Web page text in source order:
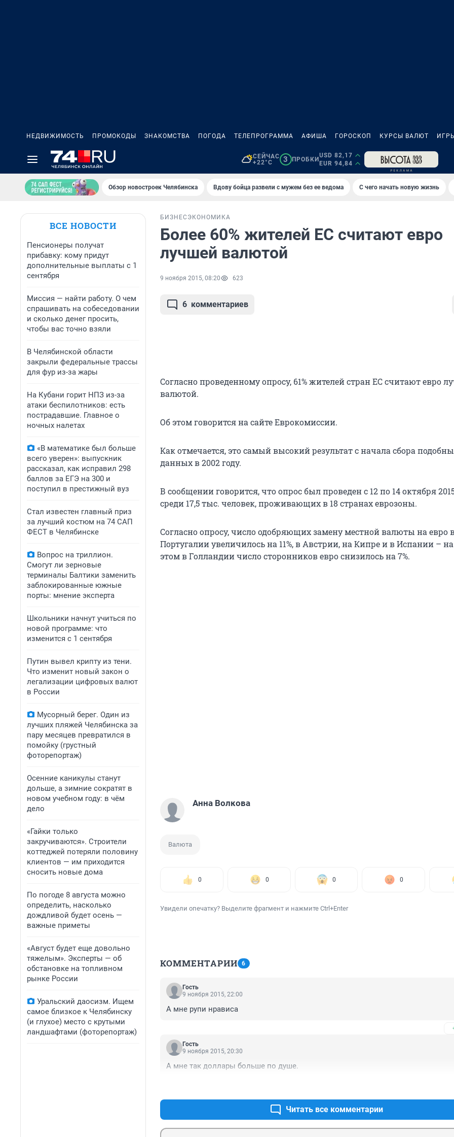
НЕДВИЖИМОСТЬ ПРОМОКОДЫ ЗНАКОМСТВА ПОГОДА ТЕЛЕПРОГРАММА АФИША ГОРОСКОП КУРСЫ ВАЛЮТ ИГРЫ
СЕЙЧАС
+22°C
3 ПРОБКИ
USD 82,17
EUR 94,84
Обзор новостроек Челябинска Вдову бойца развели с мужем без ее ведома С чего начать новую жизнь
ВСЕ НОВОСТИ
Пенсионеры получат
прибавку: кому придут
дополнительные выплаты с 1
сентября
Миссия — найти работу. О чем
спрашивать на собеседовании
и сколько денег просить,
чтобы вас точно взяли
В Челябинской области
закрыли федеральные трассы
для фур из-за жары
На Кубани горит НПЗ из-за
атаки беспилотников: есть
пострадавшие. Главное о
ночных налетах
«В математике был больше
всего уверен»: выпускник
рассказал, как исправил 298
баллов за ЕГЭ на 300 и
поступил в престижный вуз
Стал известен главный приз
за лучший костюм на 74 САП
ФЕСТ в Челябинске
Вопрос на триллион.
Смогут ли зерновые
терминалы Балтики заменить
заблокированные южные
порты: мнение эксперта
Школьники начнут учиться по
новой программе: что
изменится с 1 сентября
Путин вывел крипту из тени.
Что изменит новый закон о
легализации цифровых валют
в России
Мусорный берег. Один из
лучших пляжей Челябинска за
пару месяцев превратился в
помойку (грустный
фоторепортаж)
Осенние каникулы станут
дольше, а зимние сократят в
новом учебном году: в чём
дело
«Гайки только
закручиваются». Строители
коттеджей потеряли половину
клиентов — им приходится
сносить новые дома
По погоде 8 августа можно
определить, насколько
дождливой будет осень —
важные приметы
«Август будет еще довольно
тяжелым». Эксперты — об
обстановке на топливном
рынке России
Уральский даосизм. Ищем
самое близкое к Челябинску
(и глухое) место с крутыми
ландшафтами (фоторепортаж)
БИЗНЕС ЭКОНОМИКА
Более 60% жителей ЕС считают евро
лучшей валютой
9 ноября 2015, 08:20 623
6 комментариев
Согласно проведенному опросу, 61% жителей стран ЕС считают евро
валютой.
Об этом говорится на сайте Еврокомиссии.
Как отмечается, это самый высокий результат с начала сбора
данных в 2002 году.
В сообщении говорится, что опрос был проведен с 12 по 14 октября
среди 17,5 тыс. человек, проживающих в 18 странах еврозоны.
Согласно опросу, число одобряющих замену местной валюты на евро
Португалии увеличилось на 11%, в Австрии, на Кипре и в Испании –
этом в Голландии число сторонников евро снизилось на 7%.
Анна Волкова
Валюта
0 0 0 0
Увидели опечатку? Выделите фрагмент и нажмите Ctrl+Enter
КОММЕНТАРИИ 6
Гость
9 ноября 2015, 22:00
А мне рупи нрависа
Гость
9 ноября 2015, 20:30
А мне так доллары больше по душе.
Читать все комментарии